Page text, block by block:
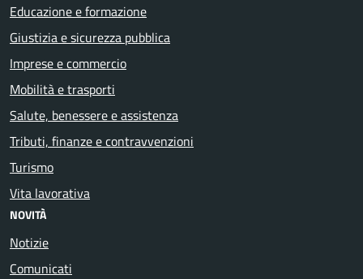
Educazione e formazione
Giustizia e sicurezza pubblica
Imprese e commercio
Mobilità e trasporti
Salute, benessere e assistenza
Tributi, finanze e contravvenzioni
Turismo
Vita lavorativa
NOVITÀ
Notizie
Comunicati